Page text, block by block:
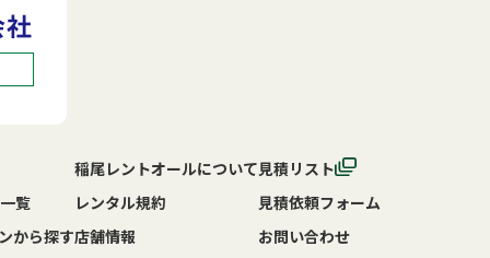
覧
から探す
稲尾レントオールについて
レンタル規約
店舗情報
見積リスト
見積依頼フォーム
お問い合わせ